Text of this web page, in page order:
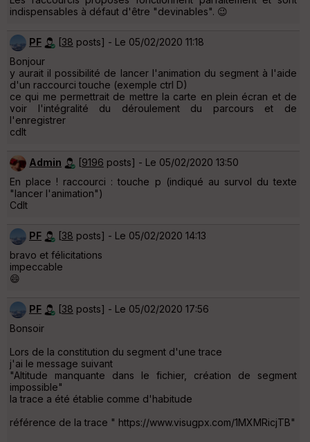
indispensables à défaut d'être "devinables". 😉
PF [38 posts] - Le 05/02/2020 11:18
Bonjour
y aurait il possibilité de lancer l'animation du segment à l'aide
d'un raccourci touche (exemple ctrl D)
ce qui me permettrait de mettre la carte en plein écran et de
voir l'intégralité du déroulement du parcours et de
l'enregistrer
cdlt
Admin [9196 posts] - Le 05/02/2020 13:50
En place ! raccourci : touche p (indiqué au survol du texte
"lancer l'animation")
Cdlt
PF [38 posts] - Le 05/02/2020 14:13
bravo et félicitations
impeccable
😄
PF [38 posts] - Le 05/02/2020 17:56
Bonsoir
Lors de la constitution du segment d'une trace
j'ai le message suivant
"Altitude manquante dans le fichier, création de segment
impossible"
la trace a été établie comme d'habitude
référence de la trace " https://www.visugpx.com/1MXMRicjTB"